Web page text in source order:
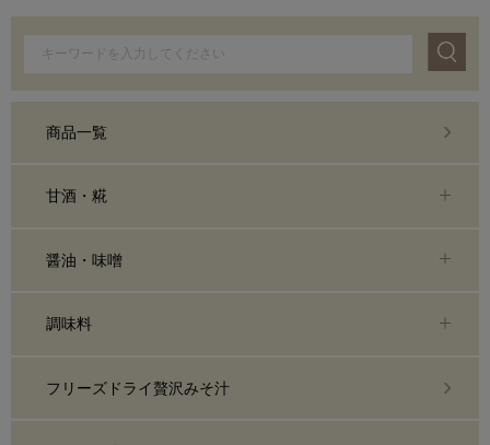
商品一覧
甘酒・糀
醤油・味噌
調味料
フリーズドライ贅沢みそ汁